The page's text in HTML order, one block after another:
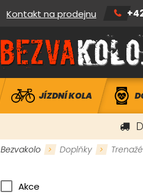
Kontakt na prodejnu
JÍZDNÍ KOLA
Bezvakolo Doplňky
Akce